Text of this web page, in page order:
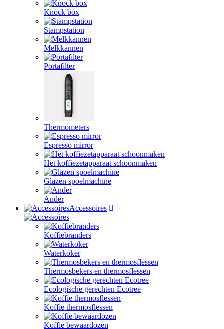
Knock box
Stampstation
Melkkannen
Portafilter
Thermometers
Espresso mirror
Het koffiezetapparaat schoonmaken
Glazen spoelmachine
Ander
Accessoires
Koffiebranders
Waterkoker
Thermosbekers en thermosflessen
Ecologische gerechten Ecotree
Koffie thermosflessen
Koffie bewaardozen